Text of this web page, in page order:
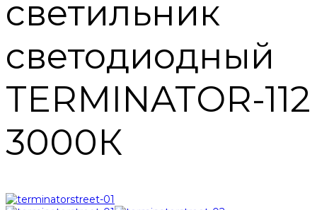
светильник
светодиодный
TERMINATOR-112
3000К